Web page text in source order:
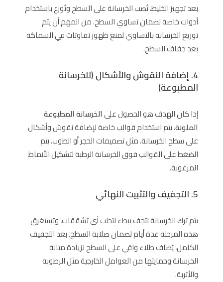
بعد تجهيز الخليط، تُصب الخرسانة على السطح وتُوزع باستخدام
أدوات خاصة لضمان تساوي السطح. من المهم أن يتم
توزيع الخرسانة بالتساوي لمنع ظهور تفاوتات في السماكة
بعد جفاف السطح.
4. إضافة النقوش والأشكال (للخرسانة
المطبوعة)
إذا كان الهدف هو الحصول علىالخرسانة المطبوعة
الملونة، يتم استخدام قوالب خاصة لإضافة نقوش وأشكال
على سطح الخرسانة، مثل تصميمات الحجر أو الطوب. يتم
الضغط على القوالب فوق الخرسانة الرطبة لتشكيل الأنماط
المرغوبة.
5. التجفيف والتثبيت النهائي
يتم ترك الخرسانة لتجف ببطء لتجنب أي تشققات، وتستغرق
هذه المرحلة عدة أيام لضمان صلابة السطح. بعد التجفيف
الكامل، يُضاف طلاء واقي على السطح لزيادة متانة
الخرسانة وحمايتها من العوامل الخارجية مثل الرطوبة
والأتربة.